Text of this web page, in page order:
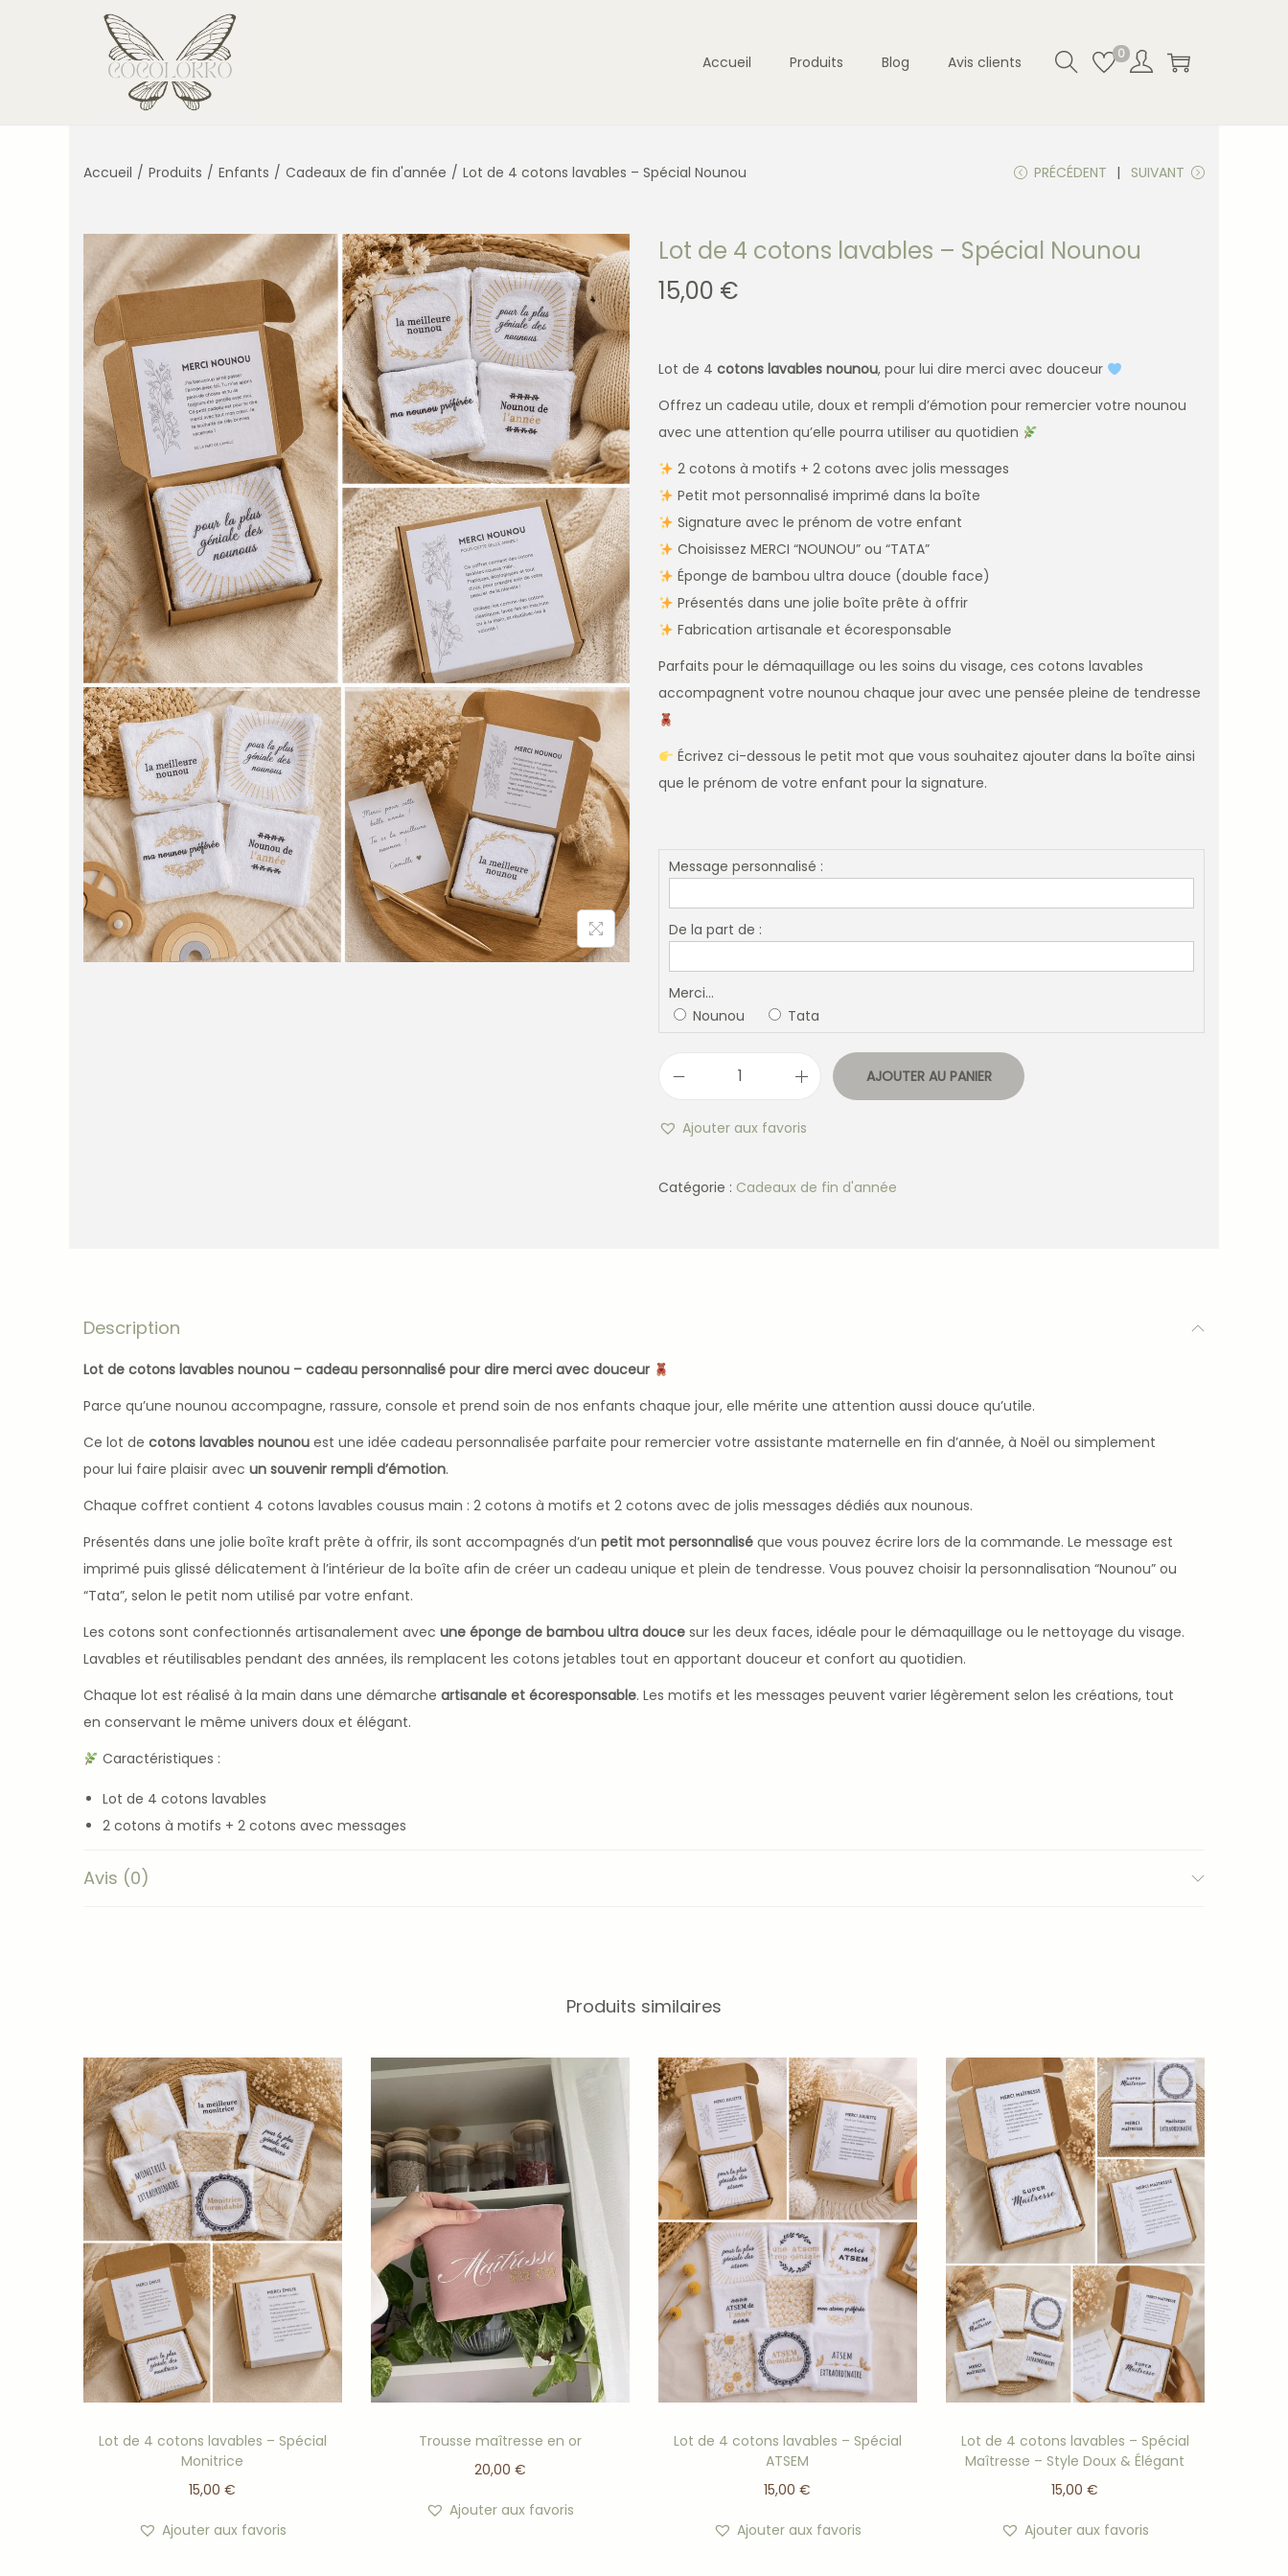
Accueil Produits Blog Avis clients 0
Accueil / Produits / Enfants / Cadeaux de fin d'année / Lot de 4 cotons lavables – Spécial Nounou PRÉCÉDENT SUIVANT
Lot de 4 cotons lavables – Spécial Nounou
15,00 €
Lot de 4 cotons lavables nounou, pour lui dire merci avec douceur
Offrez un cadeau utile, doux et rempli d’émotion pour remercier votre nounou
avec une attention qu’elle pourra utiliser au quotidien
2 cotons à motifs + 2 cotons avec jolis messages
Petit mot personnalisé imprimé dans la boîte
Signature avec le prénom de votre enfant
Choisissez MERCI “NOUNOU” ou “TATA”
Éponge de bambou ultra douce (double face)
Présentés dans une jolie boîte prête à offrir
Fabrication artisanale et écoresponsable
Parfaits pour le démaquillage ou les soins du visage, ces cotons lavables
accompagnent votre nounou chaque jour avec une pensée pleine de tendresse
Écrivez ci-dessous le petit mot que vous souhaitez ajouter dans la boîte ainsi
que le prénom de votre enfant pour la signature.
Message personnalisé :
De la part de :
Merci...
Nounou
Tata
AJOUTER AU PANIER
Ajouter aux favoris
Catégorie : Cadeaux de fin d'année
Description
Lot de cotons lavables nounou – cadeau personnalisé pour dire merci avec douceur
Parce qu’une nounou accompagne, rassure, console et prend soin de nos enfants chaque jour, elle mérite une attention aussi douce qu’utile.
Ce lot de cotons lavables nounou est une idée cadeau personnalisée parfaite pour remercier votre assistante maternelle en fin d’année, à Noël ou simplement
pour lui faire plaisir avec un souvenir rempli d’émotion.
Chaque coffret contient 4 cotons lavables cousus main : 2 cotons à motifs et 2 cotons avec de jolis messages dédiés aux nounous.
Présentés dans une jolie boîte kraft prête à offrir, ils sont accompagnés d’un petit mot personnalisé que vous pouvez écrire lors de la commande. Le message est
imprimé puis glissé délicatement à l’intérieur de la boîte afin de créer un cadeau unique et plein de tendresse. Vous pouvez choisir la personnalisation “Nounou” ou
“Tata”, selon le petit nom utilisé par votre enfant.
Les cotons sont confectionnés artisanalement avec une éponge de bambou ultra douce sur les deux faces, idéale pour le démaquillage ou le nettoyage du visage.
Lavables et réutilisables pendant des années, ils remplacent les cotons jetables tout en apportant douceur et confort au quotidien.
Chaque lot est réalisé à la main dans une démarche artisanale et écoresponsable. Les motifs et les messages peuvent varier légèrement selon les créations, tout
en conservant le même univers doux et élégant.
Caractéristiques :
Lot de 4 cotons lavables
2 cotons à motifs + 2 cotons avec messages
Petit mot personnalisé inclus dans la boîte
Un cadeau utile, durable et rempli d’amour que votre nounou pourra utiliser au quotidien tout en pensant à vos enfants.
Découvrez aussi notre article :Pourquoi adopter les cotons lavables ?
Avis (0)
Produits similaires
Lot de 4 cotons lavables – Spécial
Monitrice
15,00€
Ajouter aux favoris
Trousse maîtresse en or
20,00 €
Ajouter aux favoris
Lot de 4 cotons lavables – Spécial
ATSEM
15,00€
Ajouter aux favoris
Lot de 4 cotons lavables – Spécial
Maîtresse – Style Doux & Élégant
15,00€
Ajouter aux favoris